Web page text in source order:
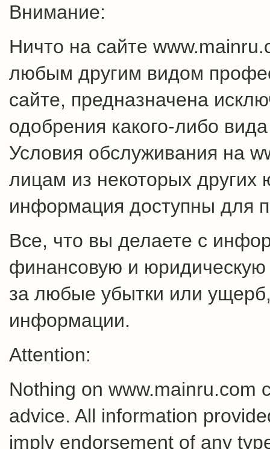
Внимание:
Ничто на сайте
любым другим видом
сайте, предназначена
одобрения какого-либо
Условия обслуживания на
лицам из некоторых других
информация доступны для
Все, что вы делаете с
финансовую и юридическую
за любые убытки или
информации.
Attention:
Nothing on www.mainru.com
advice. All information
imply endorsement of any